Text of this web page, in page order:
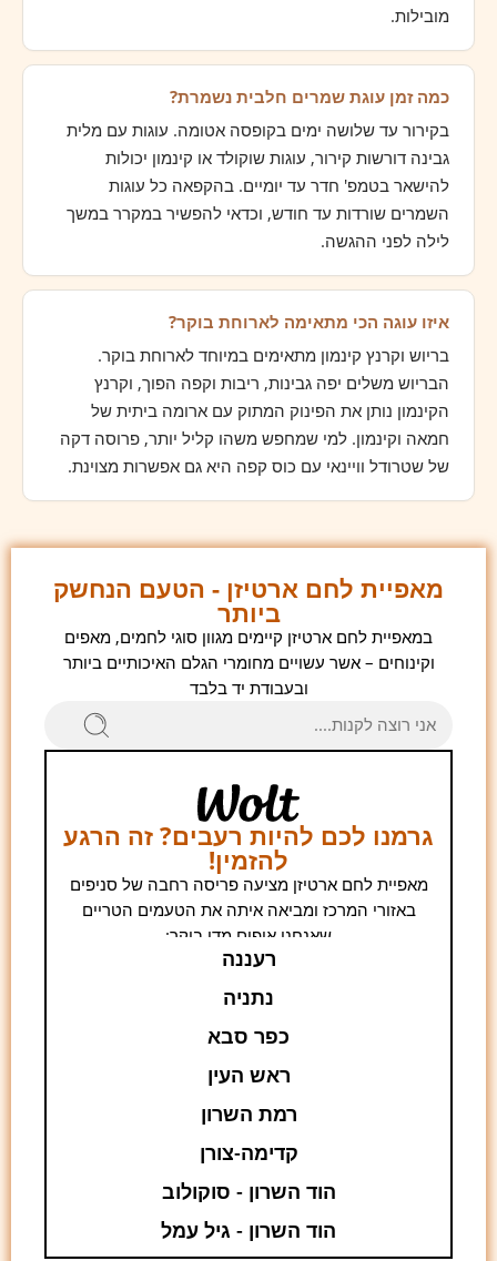
מובילות.
כמה זמן עוגת שמרים חלבית נשמרת?
בקירור עד שלושה ימים בקופסה אטומה. עוגות עם מלית
גבינה דורשות קירור, עוגות שוקולד או קינמון יכולות
להישאר בטמפ' חדר עד יומיים. בהקפאה כל עוגות
השמרים שורדות עד חודש, וכדאי להפשיר במקרר במשך
לילה לפני ההגשה.
איזו עוגה הכי מתאימה לארוחת בוקר?
בריוש וקרנץ קינמון מתאימים במיוחד לארוחת בוקר.
הבריוש משלים יפה גבינות, ריבות וקפה הפוך, וקרנץ
הקינמון נותן את הפינוק המתוק עם ארומה ביתית של
חמאה וקינמון. למי שמחפש משהו קליל יותר, פרוסה דקה
של שטרודל וויינאי עם כוס קפה היא גם אפשרות מצוינת.
מאפיית לחם ארטיזן - הטעם הנחשק
ביותר
במאפיית לחם ארטיזן קיימים מגוון סוגי לחמים, מאפים
וקינוחים – אשר עשויים מחומרי הגלם האיכותיים ביותר
ובעבודת יד בלבד
גרמנו לכם להיות רעבים? זה הרגע
להזמין!
מאפיית לחם ארטיזן מציעה פריסה רחבה של סניפים
באזורי המרכז ומביאה איתה את הטעמים הטריים
שאנחנו אופים מדי בוקר:
רעננה
נתניה
כפר סבא
ראש העין
רמת השרון
קדימה-צורן
הוד השרון - סוקולוב
הוד השרון - גיל עמל